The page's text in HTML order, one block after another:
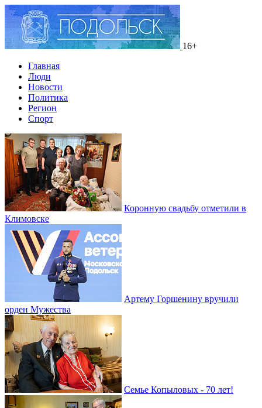
16+
Главная
Люди
Новости
Политика
Регион
Спорт
Коронную свадьбу отметили в
Климовске
Артему Горшенину вручили
орден Мужества
Семье Копыловых - 70 лет!